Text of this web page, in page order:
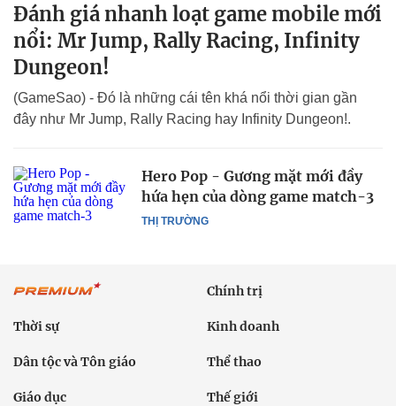
Đánh giá nhanh loạt game mobile mới
nổi: Mr Jump, Rally Racing, Infinity
Dungeon!
(GameSao) - Đó là những cái tên khá nổi thời gian gần
đây như Mr Jump, Rally Racing hay Infinity Dungeon!.
THỊ TRƯỜNG
Hero Pop - Gương mặt mới đầy
hứa hẹn của dòng game match-3
Chính trị
Thời sự Kinh doanh
Dân tộc và Tôn giáo Thể thao
Giáo dục Thế giới